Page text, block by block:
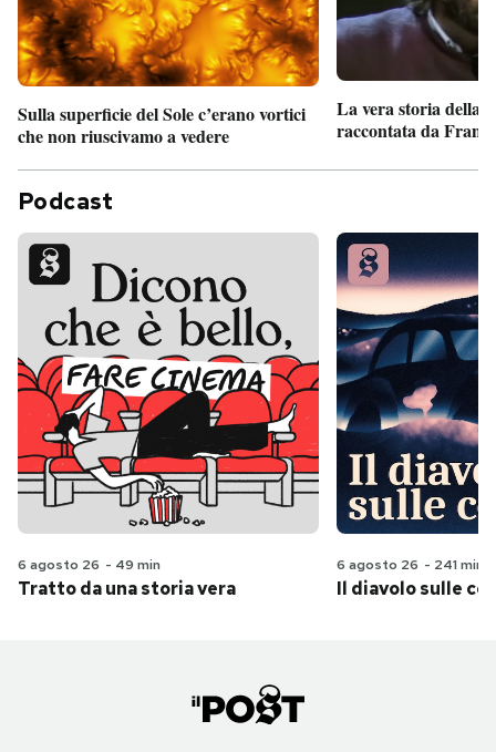
Sulla superficie del Sole c’erano vortici
che non riuscivamo a vedere
La vera storia della
raccontata da
Podcast
6 agosto 26 - 49 min
Tratto da una storia vera
6 agosto 26 - 241 min
Il diavolo sulle